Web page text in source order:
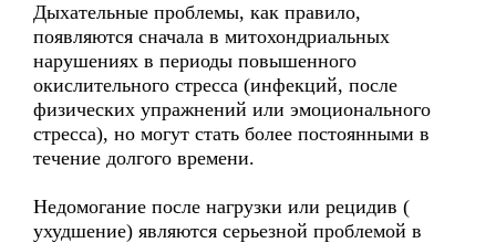
Дыхательные проблемы, как правило,
появляются сначала в митохондриальных
нарушениях в периоды повышенного
окислительного стресса (инфекций, после
физических упражнений или эмоционального
стресса), но могут стать более постоянными в
течение долгого времени.
Недомогание после нагрузки или рецидив (
ухудшение) являются серьезной проблемой в